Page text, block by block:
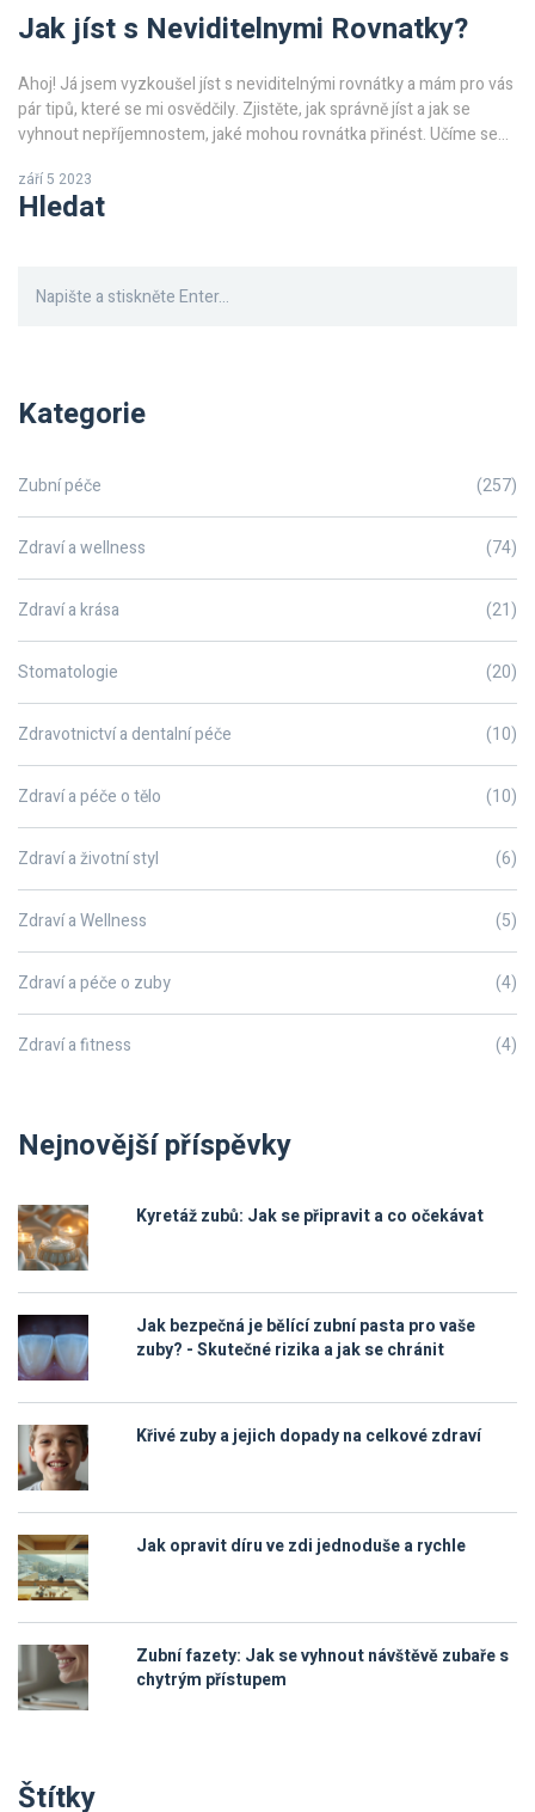
Jak jíst s Neviditelnymi Rovnatky?
Ahoj! Já jsem vyzkoušel jíst s neviditelnými rovnátky a mám pro vás
pár tipů, které se mi osvědčily. Zjistěte, jak správně jíst a jak se
vyhnout nepříjemnostem, jaké mohou rovnátka přinést. Učíme se
co nejmírnější. Pojďte se mnou na cestu objevování těchto
tajemství.
září 5 2023
Hledat
Kategorie
Zubní péče (257)
Zdraví a wellness (74)
Zdraví a krása (21)
Stomatologie (20)
Zdravotnictví a dentalní péče (10)
Zdraví a péče o tělo (10)
Zdraví a životní styl (6)
Zdraví a Wellness (5)
Zdraví a péče o zuby (4)
Zdraví a fitness (4)
Nejnovější příspěvky
Kyretáž zubů: Jak se připravit a co očekávat
Jak bezpečná je bělící zubní pasta pro vaše
zuby? - Skutečné rizika a jak se chránit
Křivé zuby a jejich dopady na celkové zdraví
Jak opravit díru ve zdi jednoduše a rychle
Zubní fazety: Jak se vyhnout návštěvě zubaře s
chytrým přístupem
Štítky